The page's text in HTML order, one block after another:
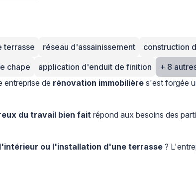
terrasse réseau d'assainissement construction
chape application d'enduit de finition
entreprise de rénovation immobilière s'est forgée
du travail bien fait répond aux besoins des
ou l'installation d'une terrasse ?